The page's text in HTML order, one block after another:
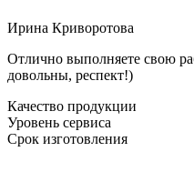
Ирина Криворотова
Отлично выполняете свою
довольны, респект!)
Качество продукции
Уровень сервиса
Срок изготовления